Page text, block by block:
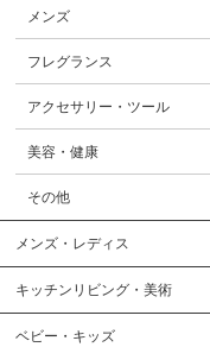
メンズ
フレグランス
アクセサリー・ツール
美容・健康
その他
メンズ・レディス
キッチンリビング・美術
ベビー・キッズ